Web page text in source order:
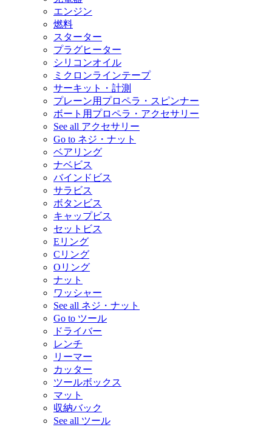
エンジン
燃料
スターター
プラグヒーター
シリコンオイル
ミクロンラインテープ
サーキット・計測
プレーン用プロペラ・スピンナー
ボート用プロペラ・アクセサリー
See all アクセサリー
Go to ネジ・ナット
ベアリング
ナベビス
バインドビス
サラビス
ボタンビス
キャップビス
セットビス
Eリング
Cリング
Oリング
ナット
ワッシャー
See all ネジ・ナット
Go to ツール
ドライバー
レンチ
リーマー
カッター
ツールボックス
マット
収納バック
See all ツール